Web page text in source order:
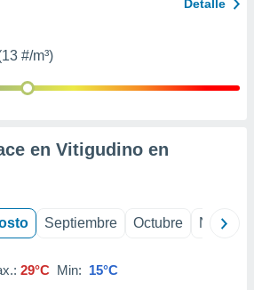
Detalle
#/m³)
en Vitigudino en
Septiembre Octubre
29°C Min: 15°C